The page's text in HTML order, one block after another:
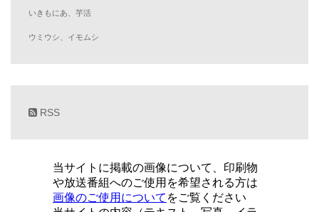
いきもにあ、芋活
ウミウシ、イモムシ
RSS
当サイトに掲載の画像について、印刷物
や放送番組へのご使用を希望される方は
画像のご使用について をご覧ください